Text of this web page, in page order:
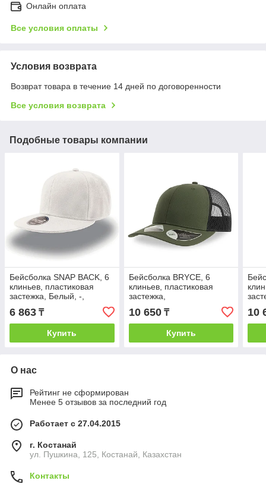
Онлайн оплата
Все условия оплаты
Условия возврата
Возврат товара в течение 14 дней по договоренности
Все условия возврата
Подобные товары компании
Бейсболка SNAP BACK, 6
клиньев, пластиковая
застежка, Белый, -,
25424.01
6 863 ₸
Купить
Бейсболка BRYCE, 6
клиньев, пластиковая
застежка,
переработанный
полиэстер, Оливковый, -,
25498.09.35
10 650₸
Купить
10
О нас
Рейтинг не сформирован
Менее 5 отзывов за последний год
Работает с 27.04.2015
г. Костанай
ул. Пушкина, 125, Костанай, Казахстан
Контакты